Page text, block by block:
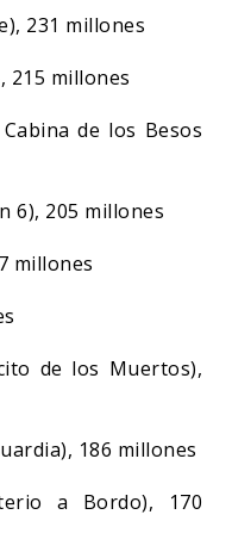
231 millones
215 millones
de los Besos
6), 205 millones
millones
de los Muertos),
186 millones
a Bordo), 170